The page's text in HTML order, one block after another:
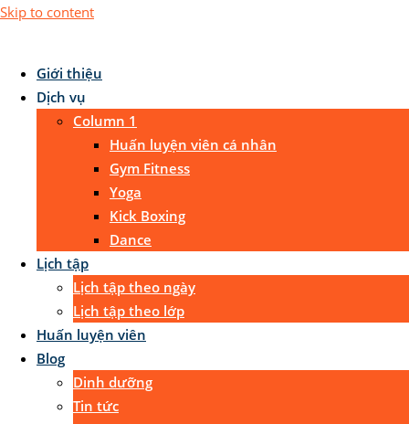
Skip to content
Giới thiệu
Dịch vụ
Column 1
Huấn luyện viên cá nhân
Gym Fitness
Yoga
Kick Boxing
Dance
Lịch tập
Lịch tập theo ngày
Lịch tập theo lớp
Huấn luyện viên
Blog
Dinh dưỡng
Tin tức